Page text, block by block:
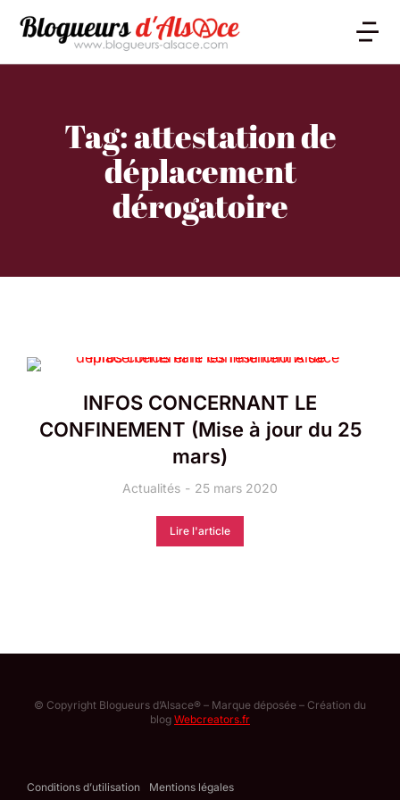
Tag: attestation de
déplacement
dérogatoire
INFOS CONCERNANT LE
CONFINEMENT (Mise à jour du 25
mars)
Actualités 25 mars 2020
Lire l'article
© Copyright Blogueurs d’Alsace® – Marque déposée – Création du
blog Webcreators.fr
Conditions d’utilisation Mentions légales